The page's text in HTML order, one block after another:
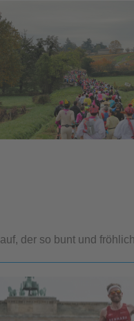
der so bunt und